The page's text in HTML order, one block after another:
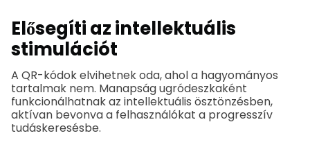
Elősegíti az intellektuális
stimulációt
A QR-kódok elvihetnek oda, ahol a hagyományos
tartalmak nem. Manapság ugródeszkaként
funkcionálhatnak az intellektuális ösztönzésben,
aktívan bevonva a felhasználókat a progresszív
tudáskeresésbe.